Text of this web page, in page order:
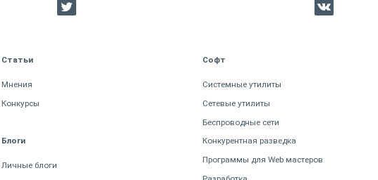
Статьи
Мнения
Конкурсы
Блоги
Личные блоги
Софт
Системные утилиты
Сетевые утилиты
Беспроводные сети
Конкурентная разведка
Программы для Web мастеров